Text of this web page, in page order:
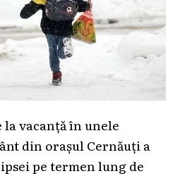
la vacanță în unele
din orașul Cernăuți a
pe termen lung de